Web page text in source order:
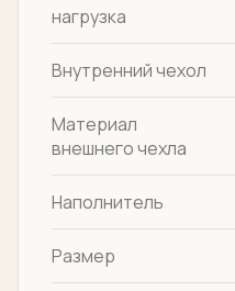
нагрузка
Внутренний чехол
Материал
внешнего чехла
Наполнитель
Размер